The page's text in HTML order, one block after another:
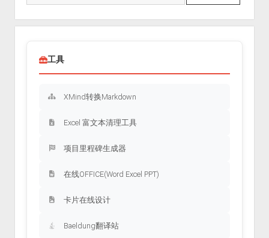
工具
XMind转换Markdown
Excel 富文本清理工具
项目里程碑生成器
在线OFFICE(Word Excel PPT)
卡片在线设计
Baeldung翻译站